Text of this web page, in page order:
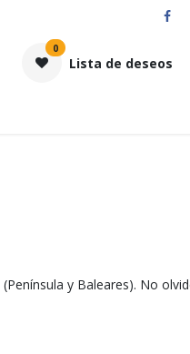
0
Lista de deseos
(Península y Baleares). No